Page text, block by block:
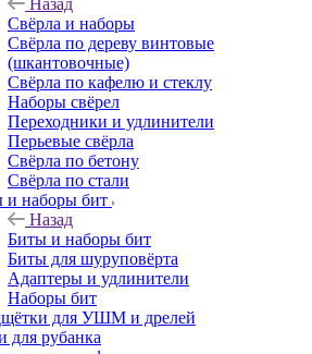
Назад
Свёрла и наборы
Свёрла по дереву винтовые
(шкантовочные)
Свёрла по кафелю и стеклу
Наборы свёрел
Переходники и удлинители
Перьевые свёрла
Свёрла по бетону
Свёрла по стали
и наборы бит
Назад
Биты и наборы бит
Биты для шуруповёрта
Адаптеры и удлинители
Наборы бит
для УШМ и дрелей
для рубанка